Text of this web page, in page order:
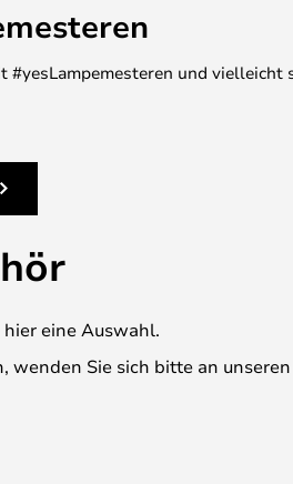
#yesLampemesteren und vielleicht
eine Auswahl.
Sie sich bitte an